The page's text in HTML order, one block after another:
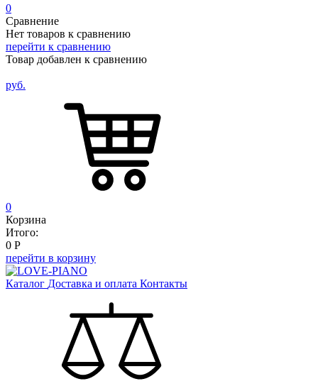
0
Сравнение
Нет товаров к сравнению
перейти к сравнению
Товар добавлен к сравнению
руб.
0
Корзина
Итого:
0 Р
перейти в корзину
Каталог Доставка и оплата Контакты